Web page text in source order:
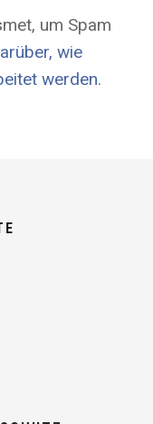
um Spam
wie
werden.